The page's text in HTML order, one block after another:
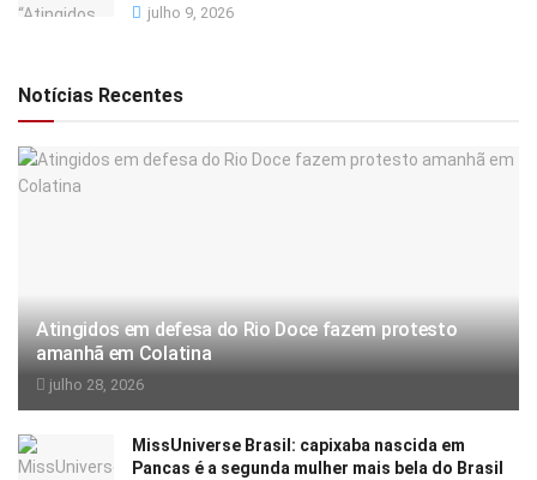
julho 9, 2026
Notícias Recentes
Atingidos em defesa do Rio Doce fazem protesto
amanhã em Colatina
julho 28, 2026
MissUniverse Brasil: capixaba nascida em
Pancas é a segunda mulher mais bela do Brasil